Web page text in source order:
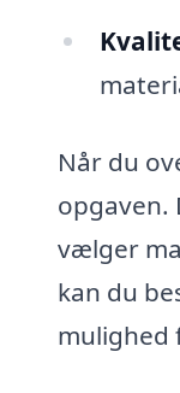
Når du
opgaven.
vælger
kan du
mulighed